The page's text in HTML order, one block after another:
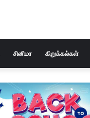
சினிமா கிறுக்கல்கள்